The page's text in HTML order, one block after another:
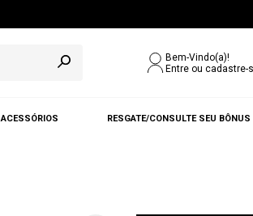
Bem-Vindo(a)!
Entre ou cadastre-
ACESSÓRIOS RESGATE/CONSULTE SEU BÔNUS